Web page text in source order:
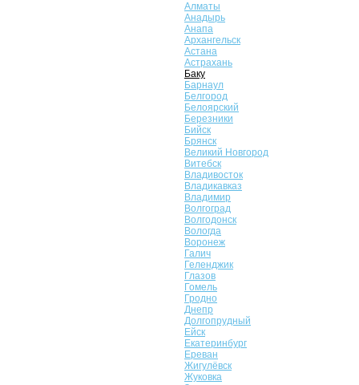
Алматы
Анадырь
Анапа
Архангельск
Астана
Астрахань
Баку
Барнаул
Белгород
Белоярский
Березники
Бийск
Брянск
Великий Новгород
Витебск
Владивосток
Владикавказ
Владимир
Волгоград
Волгодонск
Вологда
Воронеж
Галич
Геленджик
Глазов
Гомель
Гродно
Днепр
Долгопрудный
Ейск
Екатеринбург
Ереван
Жигулёвск
Жуковка